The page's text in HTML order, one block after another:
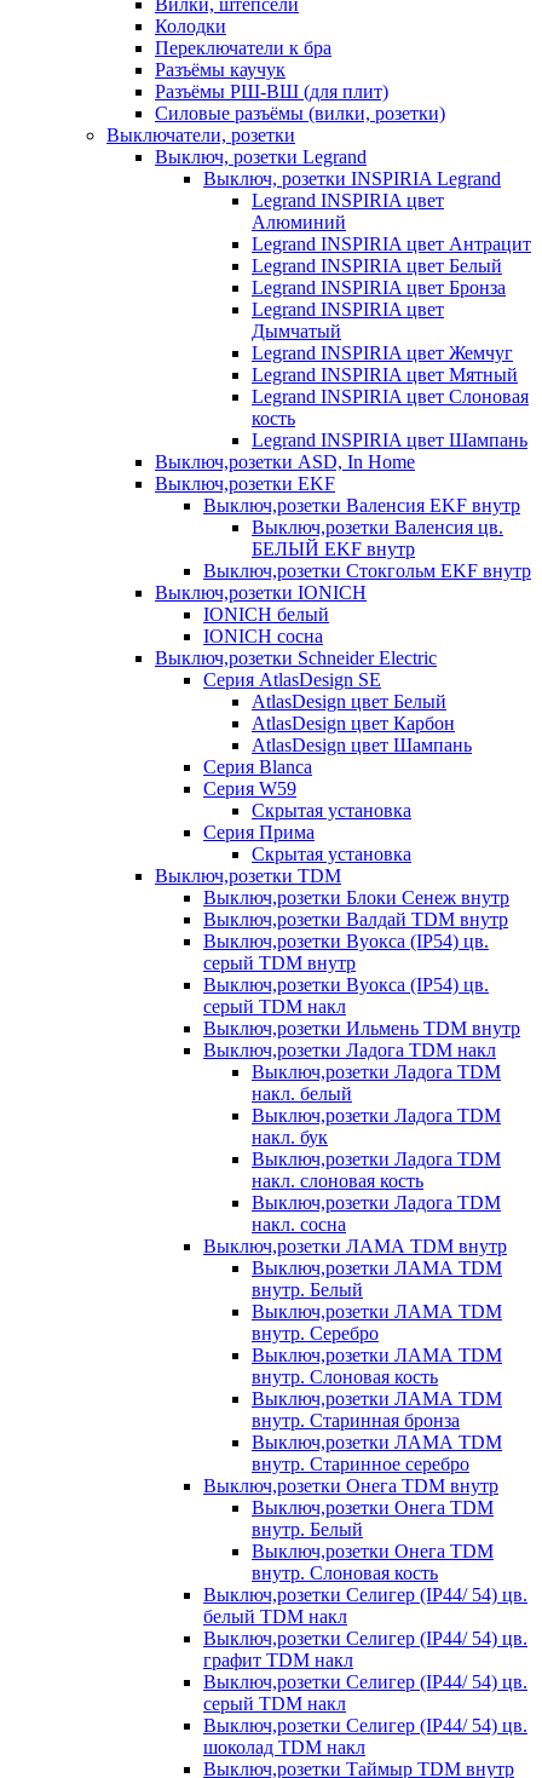
Вилки, штепсели
Колодки
Переключатели к бра
Разъёмы каучук
Разъёмы РШ-ВШ (для плит)
Силовые разъёмы (вилки, розетки)
Выключатели, розетки
Выключ, розетки Legrand
Выключ, розетки INSPIRIA Legrand
Legrand INSPIRIA цвет
Алюминий
Legrand INSPIRIA цвет Антрацит
Legrand INSPIRIA цвет Белый
Legrand INSPIRIA цвет Бронза
Legrand INSPIRIA цвет
Дымчатый
Legrand INSPIRIA цвет Жемчуг
Legrand INSPIRIA цвет Мятный
Legrand INSPIRIA цвет Слоновая
кость
Legrand INSPIRIA цвет Шампань
Выключ,розетки ASD, In Home
Выключ,розетки EKF
Выключ,розетки Валенсия EKF внутр
Выключ,розетки Валенсия цв.
БЕЛЫЙ EKF внутр
Выключ,розетки Стокгольм EKF внутр
Выключ,розетки IONICH
IONICH белый
IONICH сосна
Выключ,розетки Schneider Electric
Серия AtlasDesign SE
AtlasDesign цвет Белый
AtlasDesign цвет Карбон
AtlasDesign цвет Шампань
Серия Blanca
Серия W59
Скрытая установка
Серия Прима
Скрытая установка
Выключ,розетки TDM
Выключ,розетки Блоки Сенеж внутр
Выключ,розетки Валдай TDM внутр
Выключ,розетки Вуокса (IP54) цв.
серый TDM внутр
Выключ,розетки Вуокса (IP54) цв.
серый TDM накл
Выключ,розетки Ильмень TDM внутр
Выключ,розетки Ладога TDM накл
Выключ,розетки Ладога TDM
накл. белый
Выключ,розетки Ладога TDM
накл. бук
Выключ,розетки Ладога TDM
накл. слоновая кость
Выключ,розетки Ладога TDM
накл. сосна
Выключ,розетки ЛАМА TDM внутр
Выключ,розетки ЛАМА TDM
внутр. Белый
Выключ,розетки ЛАМА TDM
внутр. Серебро
Выключ,розетки ЛАМА TDM
внутр. Слоновая кость
Выключ,розетки ЛАМА TDM
внутр. Старинная бронза
Выключ,розетки ЛАМА TDM
внутр. Старинное серебро
Выключ,розетки Онега TDM внутр
Выключ,розетки Онега TDM
внутр. Белый
Выключ,розетки Онега TDM
внутр. Слоновая кость
Выключ,розетки Селигер (IP44/ 54) цв.
белый TDM накл
Выключ,розетки Селигер (IP44/ 54) цв.
графит TDM накл
Выключ,розетки Селигер (IP44/ 54) цв.
серый TDM накл
Выключ,розетки Селигер (IP44/ 54) цв.
шоколад TDM накл
Выключ,розетки Таймыр TDM внутр